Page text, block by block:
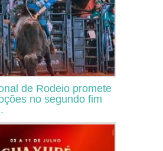
de Rodeio promete
no segundo fim